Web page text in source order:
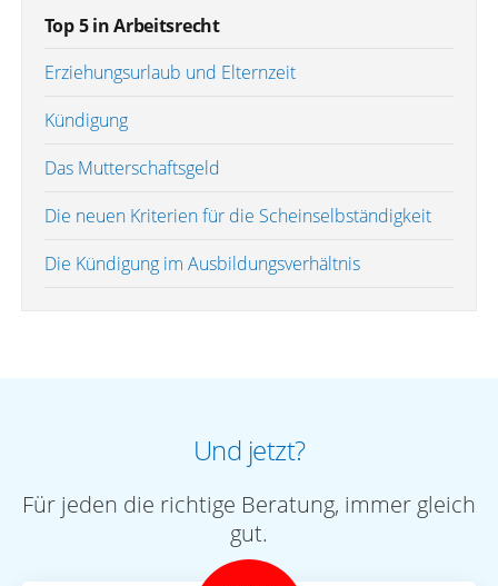
Top 5 in Arbeitsrecht
Erziehungsurlaub und Elternzeit
Kündigung
Das Mutterschaftsgeld
Die neuen Kriterien für die Scheinselbständigkeit
Die Kündigung im Ausbildungsverhältnis
Und jetzt?
Für jeden die richtige Beratung, immer gleich
gut.